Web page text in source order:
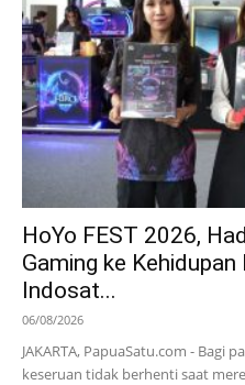
HoYo FEST 2026,
Gaming ke
Indosat...
06/08/2026
JAKARTA, PapuaSatu.com - Bagi
keseruan tidak berhenti saat